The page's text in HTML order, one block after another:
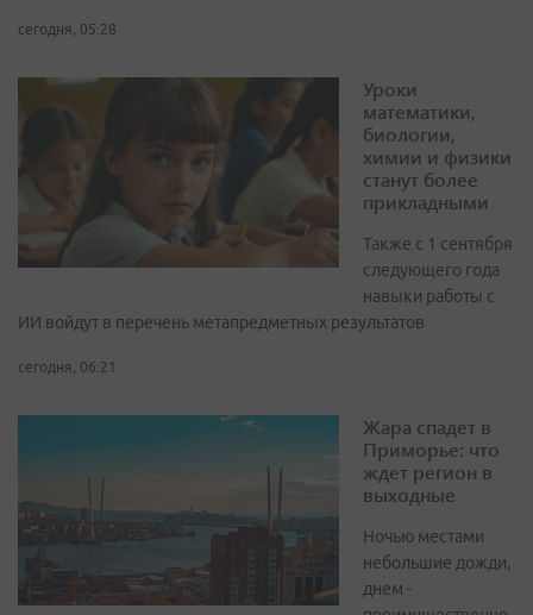
сегодня, 05:28
Уроки
математики,
биологии,
химии и физики
станут более
прикладными
Также с 1 сентября
следующего года
навыки работы с
ИИ войдут в перечень метапредметных результатов
сегодня, 06:21
Жара спадет в
Приморье: что
ждет регион в
выходные
Ночью местами
небольшие дожди,
днем -